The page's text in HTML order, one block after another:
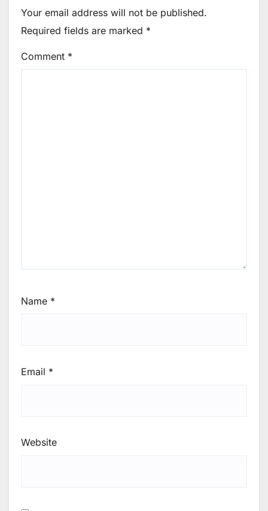
Your email address will not be published.
Required fields are marked *
Comment *
Name *
Email *
Website